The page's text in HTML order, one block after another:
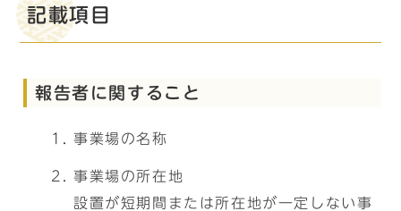
記載項目
報告者に関すること
事業場の名称
事業場の所在地
設置が短期間または所在地が一定しない事